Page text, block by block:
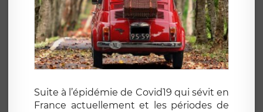
Suite à l’épidémie de Covid19 qui sévit en
France actuellement et les périodes de